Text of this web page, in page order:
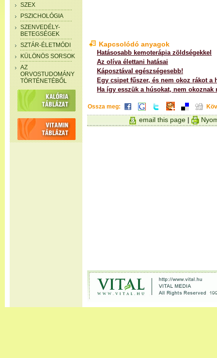
SZEX
PSZICHOLÓGIA
SZENVEDÉLY-
BETEGSÉGEK
SZTÁR-ÉLETMÓDI
KÜLÖNÖS SORSOK
AZ
ORVOSTUDOMÁNY
TÖRTÉNETÉBŐL
Kapcsolódó anyagok
Hatásosabb kemoterápia zöldségekkel
Az olíva élettani hatásai
Káposztával egészségesebb!
Egy csipet fűszer, és nem okoz rákot a
Ha így esszük a húsokat, nem okoznak
Ossza meg:
email this page |